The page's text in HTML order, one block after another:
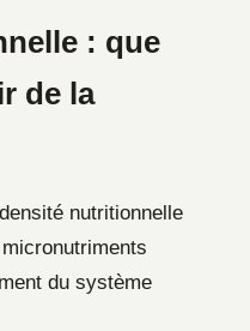
: que
de la
nutritionnelle
du système